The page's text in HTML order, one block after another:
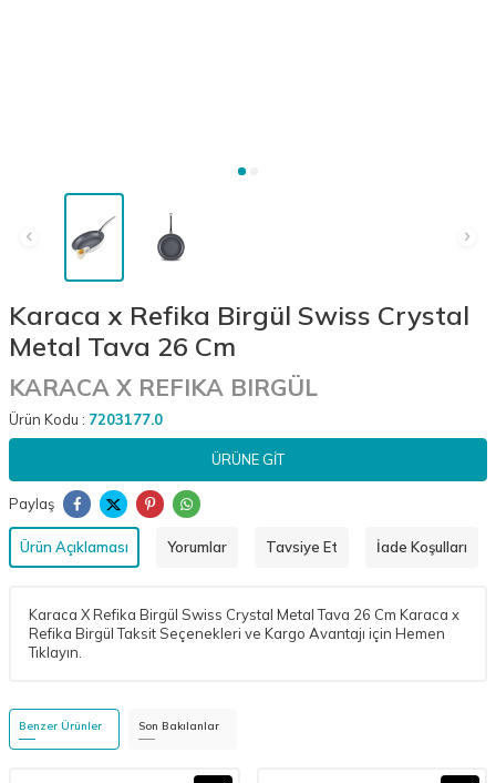
Karaca x Refika Birgül Swiss Crystal
Metal Tava 26 Cm
KARACA X REFIKA BIRGÜL
Ürün Kodu : 7203177.0
ÜRÜNE GIT
Paylaş
Ürün Açıklaması Yorumlar Tavsiye Et İade Koşulları
Karaca X Refika Birgül Swiss Crystal Metal Tava 26 Cm Karaca x
Refika Birgül Taksit Seçenekleri ve Kargo Avantajı için Hemen
Tıklayın.
Benzer Ürünler Son Bakılanlar